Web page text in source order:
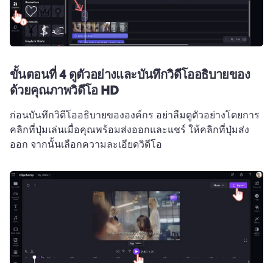
ขั้นตอนที่ 4ดูตัวอย่างและบันทึกวิดีโออธิบายของ
ด้วยคุณภาพวิดีโอ HD
ก่อนบันทึกวิดีโออธิบายขององค์กร อย่าลืมดูตัวอย่างโดยการ
คลิกที่ปุ่มเล่นเมื่อคุณพร้อมส่งออกและแชร์ ให้คลิกที่ปุ่มส่ง
ออก จากนั้นเลือกความละเอียดวิดีโอ